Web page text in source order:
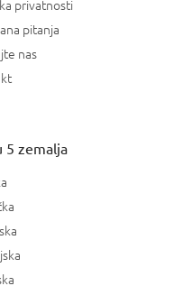
privatnosti
pitanja
nas
5 zemalja